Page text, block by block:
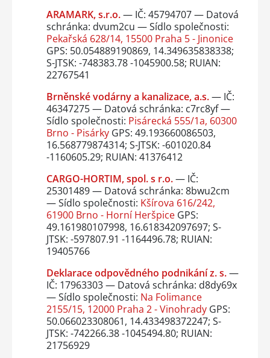
ARAMARK, s.r.o.— IČ: 45794707 — Datová
schránka: dvum2cu — Sídlo společnosti:
Pekařská 628/14, 15500 Praha 5 - Jinonice
GPS: 50.054889190869, 14.349635838338;
S-JTSK: -748383.78 -1045900.58; RUIAN:
22767541
Brněnské vodárny a kanalizace, a.s.— IČ:
46347275 — Datová schránka: c7rc8yf —
Sídlo společnosti: Pisárecká 555/1a, 60300
Brno - PisárkyGPS: 49.193660086503,
16.568779874314; S-JTSK: -601020.84
-1160605.29; RUIAN: 41376412
CARGO-HORTIM, spol. s r.o.— IČ:
25301489 — Datová schránka: 8bwu2cm
— Sídlo společnosti: Kšírova 616/242,
61900 Brno - Horní HeršpiceGPS:
49.161980107998, 16.618342097697; S-
JTSK: -597807.91 -1164496.78; RUIAN:
19405766
Deklarace odpovědného podnikání z. s.—
IČ: 17963303 — Datová schránka: d8dy69x
— Sídlo společnosti: Na Folimance
2155/15, 12000 Praha 2 - VinohradyGPS:
50.066023308061, 14.433498372247; S-
JTSK: -742266.38 -1045494.80; RUIAN:
21756929